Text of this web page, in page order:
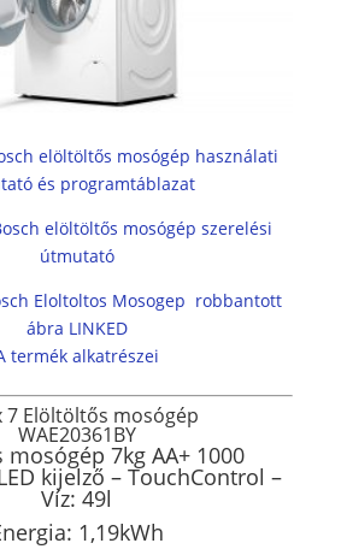
elöltöltős mosógép használati
és programtáblazat
elöltöltős mosógép szerelési
útmutató
Eloltoltos Mosogep robbantott
ábra LINKED
termék alkatrészei
7 Elöltöltős mosógép
WAE20361BY
7kg AA+ 1000
kijelző – TouchControl –
Víz: 49l
1,19kWh